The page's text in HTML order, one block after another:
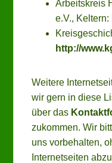
Arbeitskreis
e.V., Keltern:
http://
Weitere
wir gern in diese
über das
zukommen. Wir
uns vorbehalten,
Internetseiten